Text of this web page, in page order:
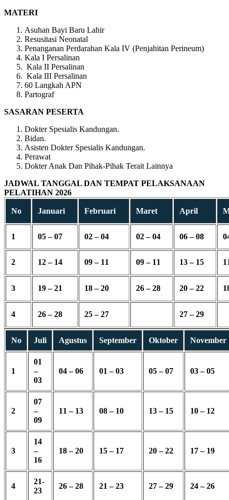
MATERI
Asuhan Bayi Baru Lahir
Resusitasi Neonatal
Penanganan Perdarahan Kala IV (Penjahitan Perineum)
Kala I Persalinan
Kala II Persalinan
Kala III Persalinan
60 Langkah APN
Partograf
SASARAN PESERTA
Dokter Spesialis Kandungan.
Bidan.
Asisten Dokter Spesialis Kandungan.
Perawat
Dokter Anak Dan Pihak-Pihak Terait Lainnya
JADWAL TANGGAL DAN TEMPAT PELAKSANAAN
PELATIHAN 2026
No Januari Februari Maret April
1 05 – 07 02 – 04 02 – 04 06 – 08
2 12 – 14 09 – 11 09 – 11 13 – 15
3 19 – 21 18 – 20 26 – 28 20 – 22
4 26 – 28 25 – 27 27 – 29
No Juli Agustus September Oktober November
1
01
–
03
04 – 06 01 – 03 05 – 07 03 – 05
2
07
–
09
11 – 13 08 – 10 13 – 15 10 – 12
3
14
–
16
18 – 20 15 – 17 20 – 22 17 – 19
4
21-
23
26 – 28 21 – 23 27 – 29 24 – 26